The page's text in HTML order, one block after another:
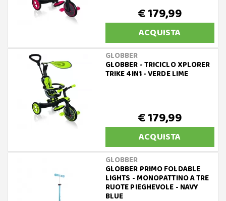
€ 179,99
ACQUISTA
GLOBBER
GLOBBER - TRICICLO XPLORER
TRIKE 4IN1 - VERDE LIME
€ 179,99
ACQUISTA
GLOBBER
GLOBBER PRIMO FOLDABLE
LIGHTS - MONOPATTINO A TRE
RUOTE PIEGHEVOLE - NAVY
BLUE